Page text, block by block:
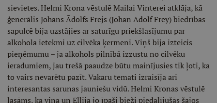
sievietes. Helmi Krona vēstulē Mailai Vinterei atklāja, kā
ģenerālis Johans Ādolfs Frejs (Johan Adolf Frey) biedrības
sapulcē bija uzstājies ar saturīgu priekšlasījumu par
alkohola ietekmi uz cilvēka ķermeni. Viņš bija izteicis
pieņēmumu – ja alkohols pilnībā izzustu no cilvēku
ieradumiem, jau trešā paaudze būtu mainījusies tik ļoti, ka
to vairs nevarētu pazīt. Vakaru temati izraisīja arī
interesantas sarunas jauniešu vidū. Helmi Kronas vēstulē
lasāms, ka viņa un Ellija jo īpaši bieži piedalījušās šajos